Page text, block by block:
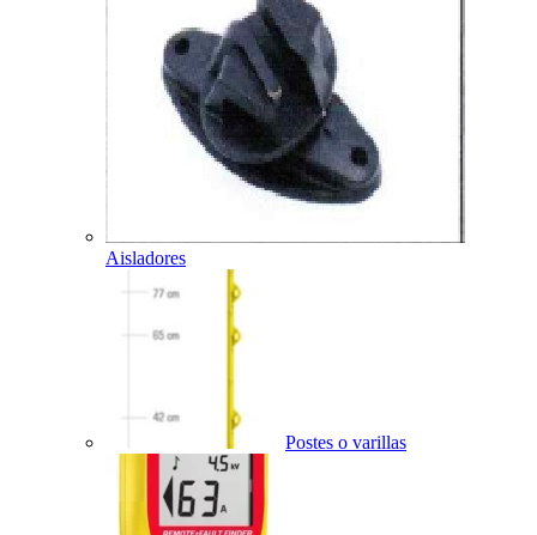
Aisladores
Postes o varillas